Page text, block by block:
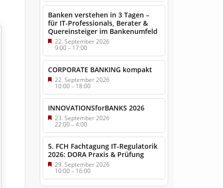
Banken verstehen in 3 Tagen –
für IT-Professionals, Berater &
Quereinsteiger im Bankenumfeld
22. September 2026
9:00–17:00
CORPORATE BANKING kompakt
22. September 2026
10:00– 18:00
INNOVATIONSforBANKS 2026
23. September 2026
22:00–4:00
5. FCH Fachtagung IT-Regulatorik
2026: DORA Praxis & Prüfung
29. September 2026
10:00– 16:00